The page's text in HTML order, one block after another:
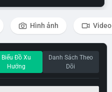
Hình ảnh Video
Biểu Đồ Xu
Hướng
Danh Sách Theo
Dõi